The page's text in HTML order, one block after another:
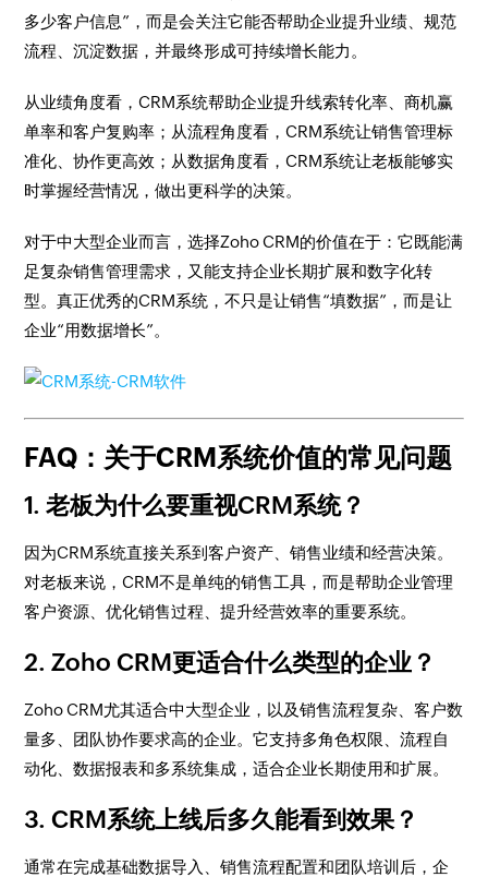
多少客户信息”，而是会关注它能否帮助企业提升业绩、规范
流程、沉淀数据，并最终形成可持续增长能力。
从业绩角度看，CRM系统帮助企业提升线索转化率、商机赢
单率和客户复购率；从流程角度看，CRM系统让销售管理标
准化、协作更高效；从数据角度看，CRM系统让老板能够实
时掌握经营情况，做出更科学的决策。
对于中大型企业而言，选择Zoho CRM的价值在于：它既能满
足复杂销售管理需求，又能支持企业长期扩展和数字化转
型。真正优秀的CRM系统，不只是让销售“填数据”，而是让
企业“用数据增长”。
FAQ：关于CRM系统价值的常见问题
1. 老板为什么要重视CRM系统？
因为CRM系统直接关系到客户资产、销售业绩和经营决策。
对老板来说，CRM不是单纯的销售工具，而是帮助企业管理
客户资源、优化销售过程、提升经营效率的重要系统。
2. Zoho CRM更适合什么类型的企业？
Zoho CRM尤其适合中大型企业，以及销售流程复杂、客户数
量多、团队协作要求高的企业。它支持多角色权限、流程自
动化、数据报表和多系统集成，适合企业长期使用和扩展。
3. CRM系统上线后多久能看到效果？
通常在完成基础数据导入、销售流程配置和团队培训后，企